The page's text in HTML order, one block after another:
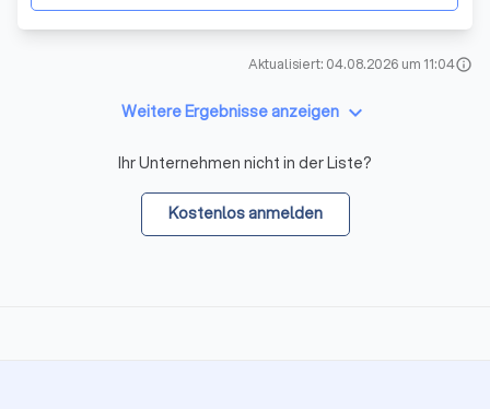
Aktualisiert: 04.08.2026 um 11:04info
Weitere Ergebnisse anzeigen keyboard_arrow_down
Ihr Unternehmen nicht in der Liste?
Kostenlos anmelden